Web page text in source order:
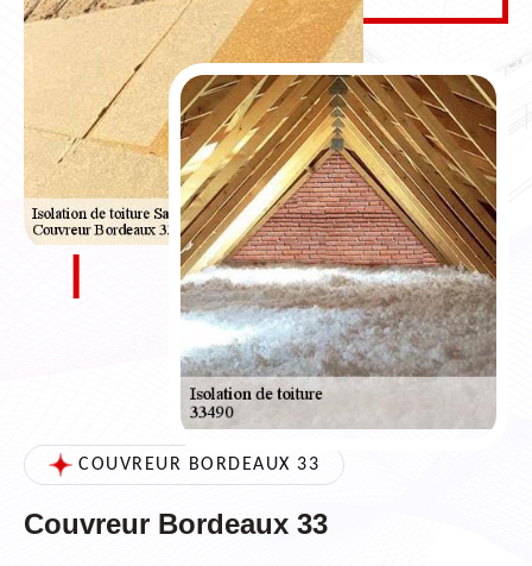
COUVREUR BORDEAUX 33
Couvreur Bordeaux 33